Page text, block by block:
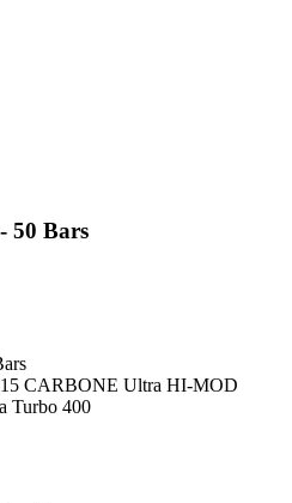
50 Bars
15 CARBONE Ultra HI-MOD
Turbo 400